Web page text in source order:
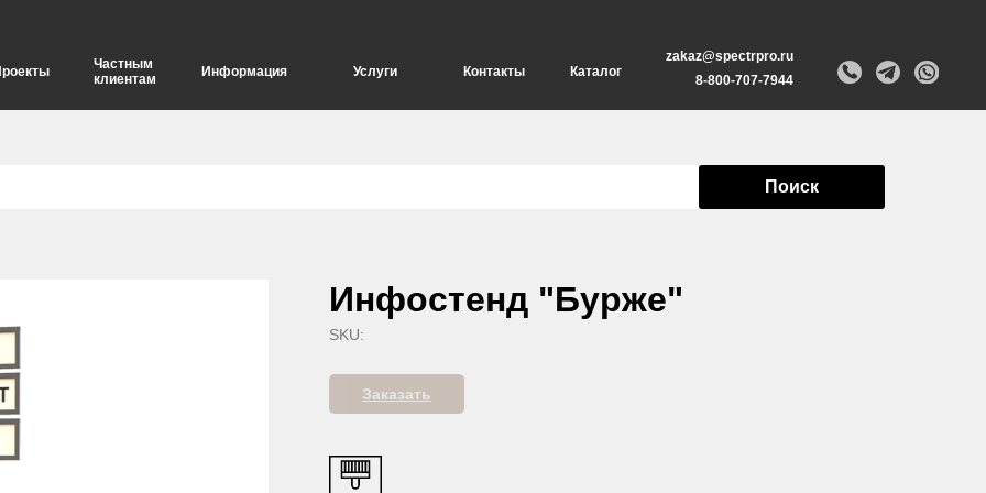
Частным
клиентам
Информация Услуги Контакты Каталог
zakaz@spectrpro.ru
8-800-707-7944
Поиск
Инфостенд "Бурже"
SKU:
Заказать